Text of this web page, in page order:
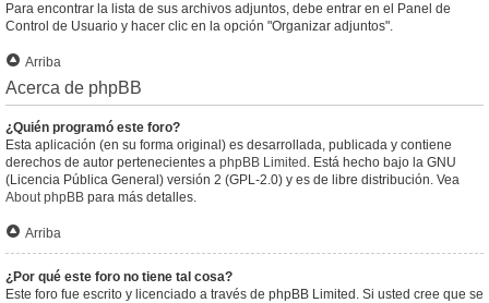
Para encontrar la lista de sus archivos adjuntos, debe entrar en el Panel de
Control de Usuario y hacer clic en la opción "Organizar adjuntos".
Arriba
Acerca de phpBB
¿Quién programó este foro?
Esta aplicación (en su forma original) es desarrollada, publicada y contiene
derechos de autor pertenecientes a phpBB Limited . Está hecho bajo la GNU
(Licencia Pública General) versión 2 (GPL-2.0) y es de libre distribución. Vea
About phpBB para más detalles.
Arriba
¿Por qué este foro no tiene tal cosa?
Este foro fue escrito y licenciado a través de phpBB Limited. Si usted cree que se